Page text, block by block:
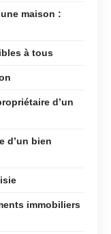
maison :
à tous
d’un
d’un bien
immobiliers